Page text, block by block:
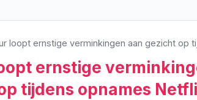
loopt ernstige verminkingen aan gezicht op
ernstige
tijdens opnames